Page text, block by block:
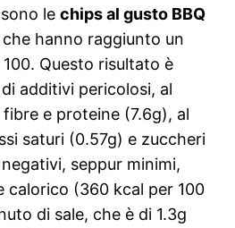
le chips al gusto BBQ
hanno raggiunto un
Questo risultato è
additivi pericolosi, al
e proteine (7.6g), al
saturi (0.57g) e zuccheri
seppur minimi,
calorico (360 kcal per 100
di sale, che è di 1.3g